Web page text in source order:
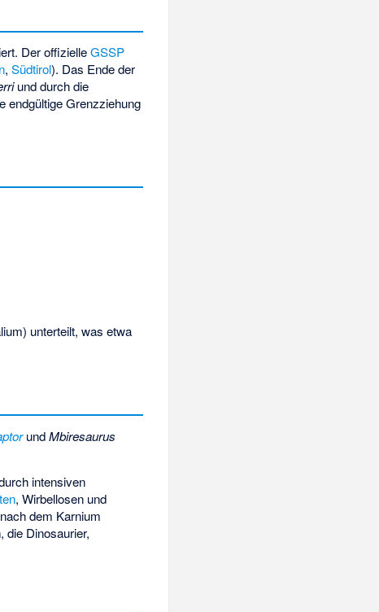
Der offizielleGSSP
,Südtirol). Das Ende der
und durch die
endgültige Grenzziehung
) unterteilt, was etwa
undMbiresaurus
intensiven
, Wirbellosen und
dem Karnium
die Dinosaurier,